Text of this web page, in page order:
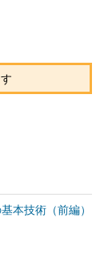
本技術（前編）